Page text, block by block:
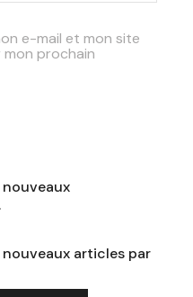
e-mail et mon site
prochain
articles par